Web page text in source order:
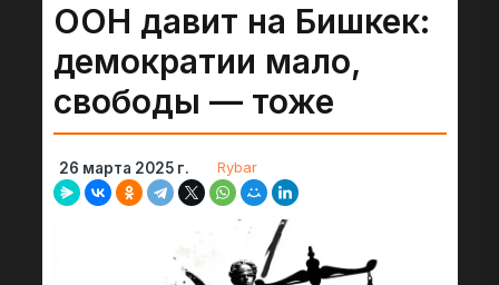
ООН давит на Бишкек:
демократии мало,
свободы — тоже
26 марта 2025 г. Rybar